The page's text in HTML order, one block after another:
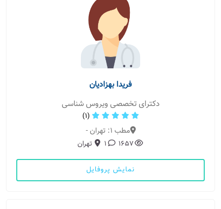
فریدا بهزادیان
دکترای تخصصی ویروس شناسی
(1)
مطب 1: تهران -
1657
1 تهران
نمایش پروفایل